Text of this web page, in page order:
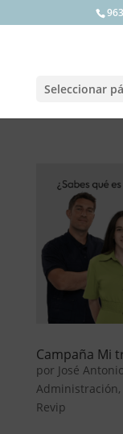
Seleccionar
Campaña Mi
por José
Administración,
Revip